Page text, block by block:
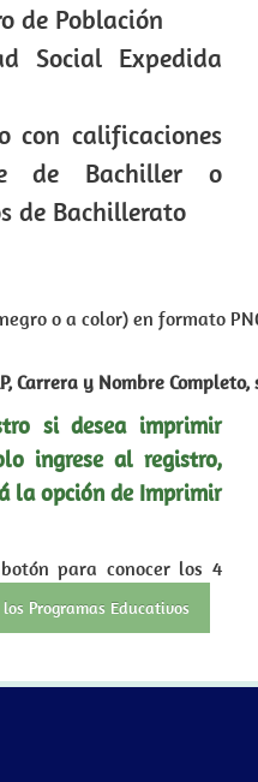
de Población
Social Expedida
con calificaciones
de Bachiller o
de Bachillerato
o a color) en formato
Carrera y Nombre
si desea imprimir
ingrese al registro,
la opción de Imprimir
para conocer los 4
Programas Educativos